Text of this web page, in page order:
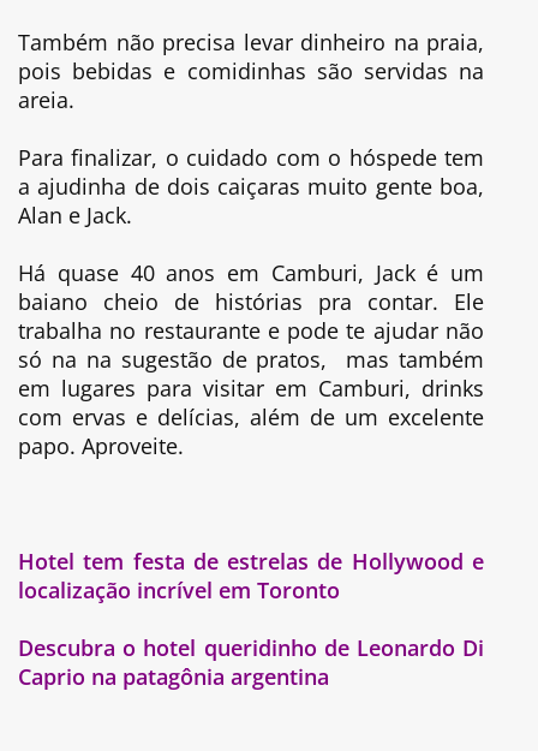
Também não precisa levar dinheiro na praia,
pois bebidas e comidinhas são servidas na
areia.
Para finalizar, o cuidado com o hóspede tem
a ajudinha de dois caiçaras muito gente boa,
Alan e Jack.
Há quase 40 anos em Camburi, Jack é um
baiano cheio de histórias pra contar. Ele
trabalha no restaurante e pode te ajudar não
só na na sugestão de pratos, mas também
em lugares para visitar em Camburi, drinks
com ervas e delícias, além de um excelente
papo. Aproveite.
Hotel tem festa de estrelas de Hollywood e
localização incrível em Toronto
Descubra o hotel queridinho de Leonardo Di
Caprio na patagônia argentina